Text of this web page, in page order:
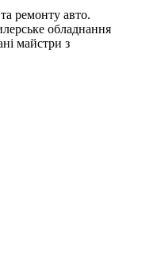
ремонту авто.
обладнання
майстри з